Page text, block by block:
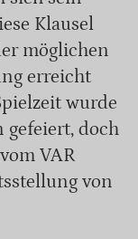
Klausel
möglichen
erreicht
wurde
gefeiert, doch
VAR
von